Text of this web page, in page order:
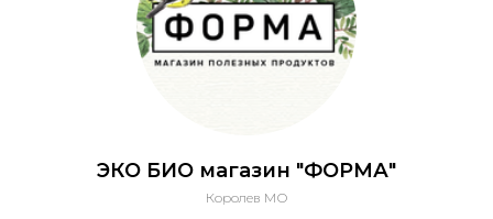
ЭКО БИО магазин "ФОРМА"
Королев МО